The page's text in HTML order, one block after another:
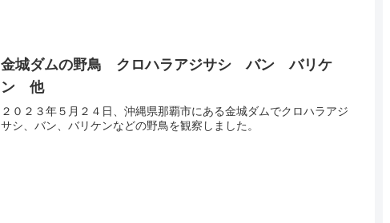
金城ダムの野鳥 クロハラアジサシ バン バリケ
ン 他
２０２３年５月２４日、沖縄県那覇市にある金城ダムでクロハラアジ
サシ、バン、バリケンなどの野鳥を観察しました。